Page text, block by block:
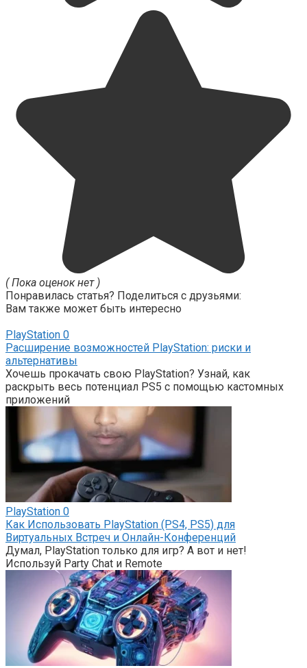
( Пока оценок нет )
Понравилась статья? Поделиться с друзьями:
Вам также может быть интересно
PlayStation 0
Расширение возможностей PlayStation: риски и
альтернативы
Хочешь прокачать свою PlayStation? Узнай, как
раскрыть весь потенциал PS5 с помощью кастомных
приложений
PlayStation 0
Как Использовать PlayStation (PS4, PS5) для
Виртуальных Встреч и Онлайн-Конференций
Думал, PlayStation только для игр? А вот и нет!
Используй Party Chat и Remote